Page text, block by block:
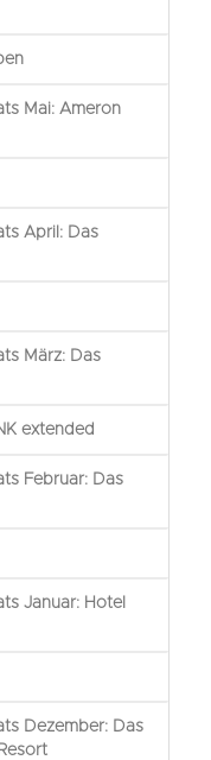
Mai: Ameron
April: Das
März: Das
extended
Februar: Das
Januar: Hotel
Dezember: Das